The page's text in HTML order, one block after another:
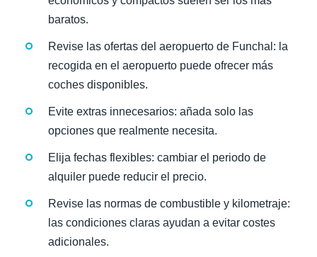
baratos.
Revise las ofertas del aeropuerto de Funchal: la
recogida en el aeropuerto puede ofrecer más
coches disponibles.
Evite extras innecesarios: añada solo las
opciones que realmente necesita.
Elija fechas flexibles: cambiar el periodo de
alquiler puede reducir el precio.
Revise las normas de combustible y kilometraje:
las condiciones claras ayudan a evitar costes
adicionales.